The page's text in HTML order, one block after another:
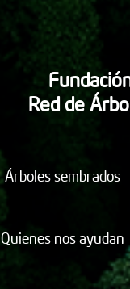
Red de
Árboles sembrados
Quienes nos ayudan